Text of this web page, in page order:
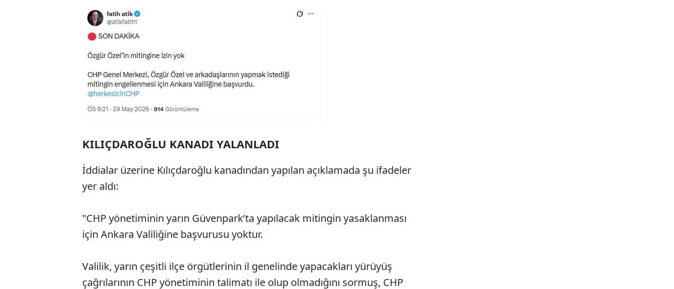
KILIÇDAROĞLU KANADI YALANLADI
İddialar üzerine Kılıçdaroğlu kanadından yapılan açıklamada şu ifadeler
yer aldı:
"CHP yönetiminin yarın Güvenpark’ta yapılacak mitingin yasaklanması
için Ankara Valiliğine başvurusu yoktur.
Valilik, yarın çeşitli ilçe örgütlerinin il genelinde yapacakları yürüyüş
çağrılarının CHP yönetiminin talimatı ile olup olmadığını sormuş, CHP